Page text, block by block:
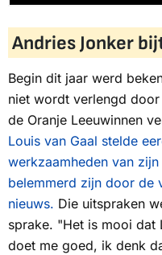
Andries Jonker
Begin dit jaar werd
niet wordt verlengd
de Oranje Leeuwinnen
Louis van Gaal stelde
werkzaamheden van
belemmerd zijn door de
nieuws. Die uitspraken
sprake. "Het is mooi dat
doet me goed, ik denk